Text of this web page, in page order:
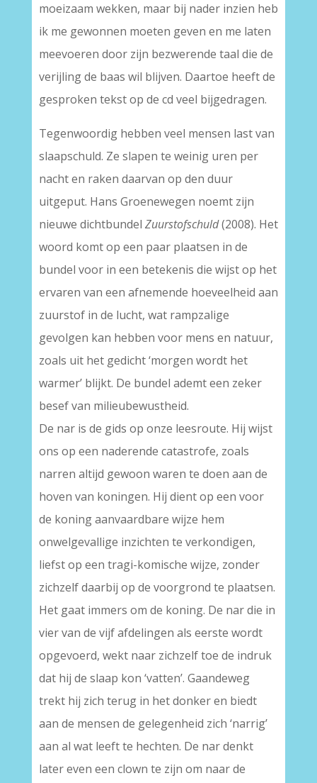
moeizaam wekken, maar bij nader inzien heb
ik me gewonnen moeten geven en me laten
meevoeren door zijn bezwerende taal die de
verijling de baas wil blijven. Daartoe heeft de
gesproken tekst op de cd veel bijgedragen.
Tegenwoordig hebben veel mensen last van
slaapschuld. Ze slapen te weinig uren per
nacht en raken daarvan op den duur
uitgeput. Hans Groenewegen noemt zijn
nieuwe dichtbundel Zuurstofschuld(2008). Het
woord komt op een paar plaatsen in de
bundel voor in een betekenis die wijst op het
ervaren van een afnemende hoeveelheid aan
zuurstof in de lucht, wat rampzalige
gevolgen kan hebben voor mens en natuur,
zoals uit het gedicht ‘morgen wordt het
warmer’ blijkt. De bundel ademt een zeker
besef van milieubewustheid.
De nar is de gids op onze leesroute. Hij wijst
ons op een naderende catastrofe, zoals
narren altijd gewoon waren te doen aan de
hoven van koningen. Hij dient op een voor
de koning aanvaardbare wijze hem
onwelgevallige inzichten te verkondigen,
liefst op een tragi-komische wijze, zonder
zichzelf daarbij op de voorgrond te plaatsen.
Het gaat immers om de koning. De nar die in
vier van de vijf afdelingen als eerste wordt
opgevoerd, wekt naar zichzelf toe de indruk
dat hij de slaap kon ‘vatten’. Gaandeweg
trekt hij zich terug in het donker en biedt
aan de mensen de gelegenheid zich ‘narrig’
aan al wat leeft te hechten. De nar denkt
later even een clown te zijn om naar de